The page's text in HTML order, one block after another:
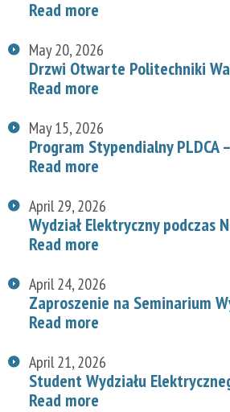
Read more
May 20, 2026
Drzwi Otwarte Politechniki
Read more
May 15, 2026
Program Stypendialny
Read more
April 29, 2026
Wydział Elektryczny podczas
Read more
April 24, 2026
Zaproszenie na Seminarium
Read more
April 21, 2026
Student Wydziału
Read more